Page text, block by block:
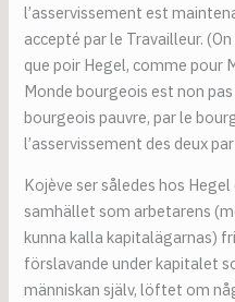
l’asservissement est
accepté par le Travailleur.
que poir Hegel, comme pour
Monde bourgeois est non pas
bourgeois pauvre, par le
l’asservissement des deux
Kojève ser således hos
samhället som arbetarens
kunna kalla kapitalägarnas)
förslavande under kapitalet
människan själv, löftet om